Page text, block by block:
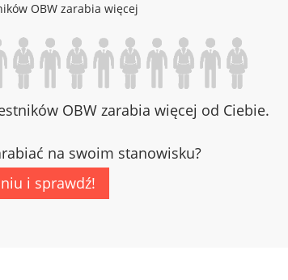
OBW zarabia więcej
OBW zarabia więcej od Ciebie.
na swoim stanowisku?
i sprawdź!